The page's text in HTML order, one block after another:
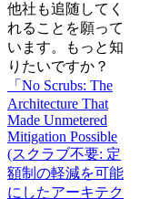
他社も追随してく
れることを願って
います。もっと知
りたいですか？
「No Scrubs: The
Architecture That
Made Unmetered
Mitigation Possible
(スクラブ不要: 定
額制の軽減を可能
にしたアーキテク